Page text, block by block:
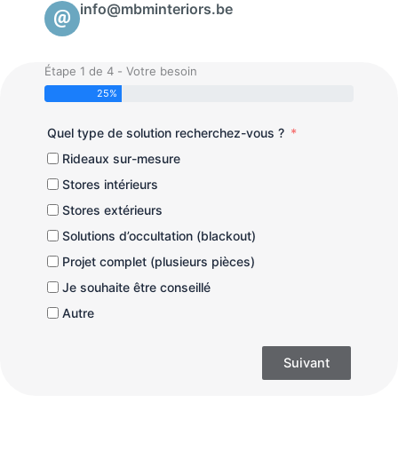
info@mbminteriors.be
Étape 1 de 4 - Votre besoin
25%
Quel type de solution recherchez-vous ?
Rideaux sur-mesure
Stores intérieurs
Stores extérieurs
Solutions d’occultation (blackout)
Projet complet (plusieurs pièces)
Je souhaite être conseillé
Autre
Suivant